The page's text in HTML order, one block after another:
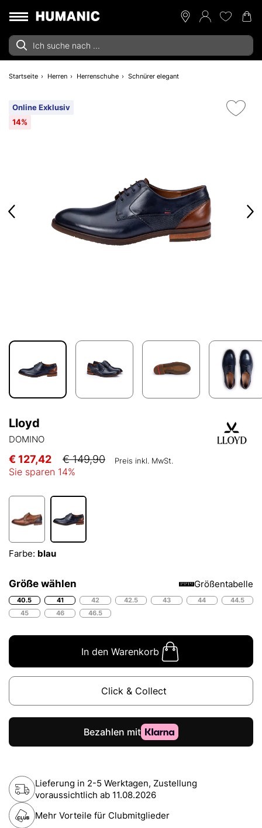
Startseite Herren Herrenschuhe Schnürer elegant
Online Exklusiv
14%
Lloyd
DOMINO
€ 127,42 € 149,90 Preis inkl. MwSt.
Sie sparen 14%
Farbe: blau
Größe wählen Größentabelle
40.5 41 42 42.5 43 44
44.5
45
46 46.5
In den Warenkorb
Click & Collect
Lieferung in 2-5 Werktagen, Zustellung
voraussichtlich ab 11.08.2026
Mehr Vorteile für Clubmitglieder